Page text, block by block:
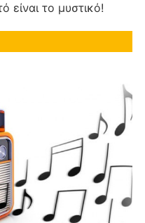
είναι το μυστικό!